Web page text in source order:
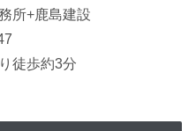
所+鹿島建設
徒歩約3分